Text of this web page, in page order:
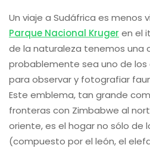
Un viaje a Sudáfrica es menos
Parque Nacional Kruger en el
de la naturaleza tenemos una
probablemente sea uno de los
para observar y fotografiar
Este emblema, tan grande
fronteras con Zimbabwe al
oriente, es el hogar no sólo de
(compuesto por el león, el